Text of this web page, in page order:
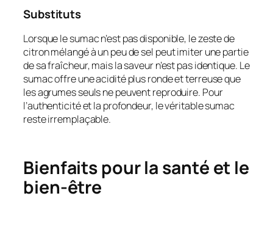
Substituts
Lorsque le sumac n’est pas disponible, le zeste de
citron mélangé à un peu de sel peut imiter une partie
de sa fraîcheur, mais la saveur n’est pas identique. Le
sumac offre une acidité plus ronde et terreuse que
les agrumes seuls ne peuvent reproduire. Pour
l’authenticité et la profondeur, le véritable sumac
reste irremplaçable.
Bienfaits pour la santé et le
bien-être